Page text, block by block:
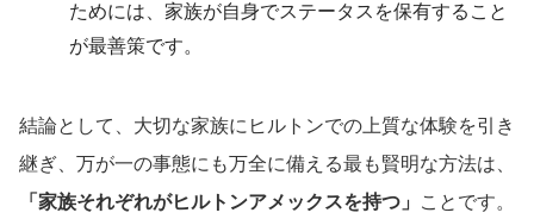
ためには、家族が自身でステータスを保有すること
が最善策です。
結論として、大切な家族にヒルトンでの上質な体験を引き
継ぎ、万が一の事態にも万全に備える最も賢明な方法は、
「家族それぞれがヒルトンアメックスを持つ」
ことです。